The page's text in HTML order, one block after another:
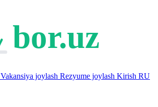
bor.uz
Vakansiya joylash Rezyume joylash Kirish RU